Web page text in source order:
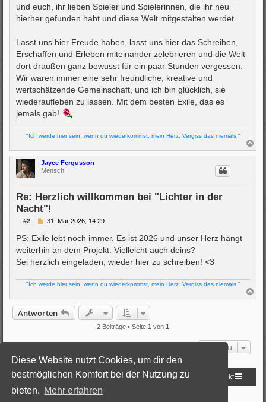
Diese Website nutzt Cookies, um dir den
bestmöglichen Komfort bei der Nutzung zu
bieten. Mehr erfahren
und euch, ihr lieben Spieler und Spielerinnen, die ihr neu
hierher gefunden habt und diese Welt mitgestalten werdet.
Lasst uns hier Freude haben, lasst uns hier das Schreiben,
Erschaffen und Erleben miteinander zelebrieren und die Welt
dort draußen ganz bewusst für ein paar Stunden vergessen.
Wir waren immer eine sehr freundliche, kreative und
wertschätzende Gemeinschaft, und ich bin glücklich, sie
wiederaufleben zu lassen. Mit dem besten Exile, das es
jemals gab!
"Ich werde hier sein, wenn du wiederkommst, mein Herz. Vergiss das niemals."
a
Jayce Fergusson
Mensch
Re: Herzlich willkommen bei "Lichter in der
Nacht"!
#2
B
i
r
a
g
31. Mär 2026, 14:29
PS: Exile lebt noch immer. Es ist 2026 und unser Herz hängt
weiterhin an dem Projekt. Vielleicht auch deins?
Sei herzlich eingeladen, wieder hier zu schreiben! <3
"Ich werde hier sein, wenn du wiederkommst, mein Herz. Vergiss das niemals."
a
Antworten
2 Beiträge • Seite 1 von 1
Gehe zu
Startseite Foren-Übersicht Kontakt